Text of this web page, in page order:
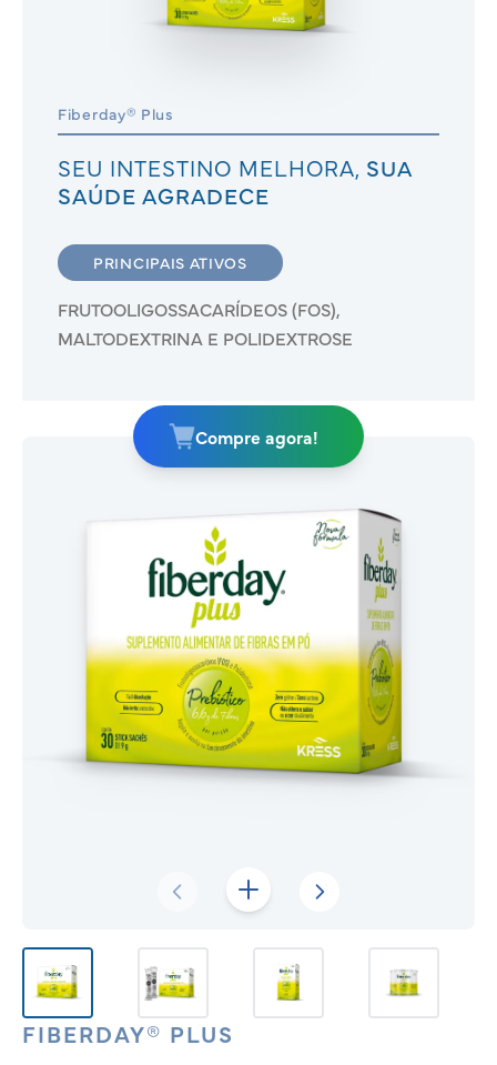
Fiberday® Plus
SEU INTESTINO MELHORA, SUA
SAÚDE AGRADECE
PRINCIPAIS ATIVOS
FRUTOOLIGOSSACARÍDEOS (FOS),
MALTODEXTRINA E POLIDEXTROSE
Compre agora!
FIBERDAY® PLUS